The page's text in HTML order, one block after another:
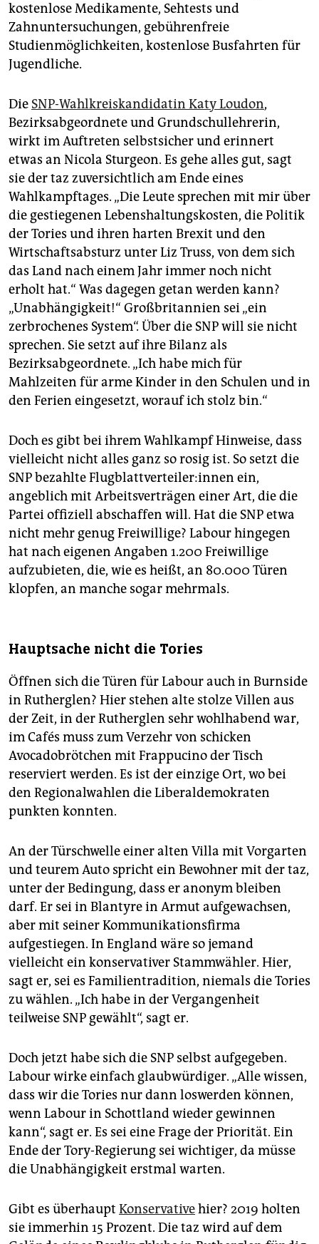
kostenlose Medikamente, Sehtests und
Zahnuntersuchungen, gebührenfreie
Studienmöglichkeiten, kostenlose Busfahrten für
Jugendliche.
Die SNP-Wahlkreiskandidatin Katy Loudon,
Bezirksabgeordnete und Grundschullehrerin,
wirkt im Auftreten selbstsicher und erinnert
etwas an Nicola Sturgeon. Es gehe alles gut, sagt
sie der taz zuversichtlich am Ende eines
Wahlkampftages. „Die Leute sprechen mit mir über
die gestiegenen Lebenshaltungskosten, die Politik
der Tories und ihren harten Brexit und den
Wirtschaftsabsturz unter Liz Truss, von dem sich
das Land nach einem Jahr immer noch nicht
erholt hat.“ Was dagegen getan werden kann?
„Unabhängigkeit!“ Großbritannien sei „ein
zerbrochenes System“. Über die SNP will sie nicht
sprechen. Sie setzt auf ihre Bilanz als
Bezirksabgeordnete. „Ich habe mich für
Mahlzeiten für arme Kinder in den Schulen und in
den Ferien eingesetzt, worauf ich stolz bin.“
Doch es gibt bei ihrem Wahlkampf Hinweise, dass
vielleicht nicht alles ganz so rosig ist. So setzt die
SNP bezahlte Flug­blatt­ver­tei­le­r:in­nen ein,
angeblich mit Arbeitsverträgen einer Art, die die
Partei offiziell abschaffen will. Hat die SNP etwa
nicht mehr genug Freiwillige? Labour hingegen
hat nach eigenen Angaben 1.200 Freiwillige
aufzubieten, die, wie es heißt, an 80.000 Türen
klopfen, an manche sogar mehrmals.
Hauptsache nicht die Tories
Öffnen sich die Türen für Labour auch in Burnside
in Rutherglen? Hier stehen alte stolze Villen aus
der Zeit, in der Rutherglen sehr wohlhabend war,
im Cafés muss zum Verzehr von schicken
Avocadobrötchen mit Frappucino der Tisch
reserviert werden. Es ist der einzige Ort, wo bei
den Regionalwahlen die Liberaldemokraten
punkten konnten.
An der Türschwelle einer alten Villa mit Vorgarten
und teurem Auto spricht ein Bewohner mit der taz,
unter der Bedingung, dass er anonym bleiben
darf. Er sei in Blantyre in Armut aufgewachsen,
aber mit seiner Kommunikationsfirma
aufgestiegen. In England wäre so jemand
vielleicht ein konservativer Stammwähler. Hier,
sagt er, sei es Familientradition, niemals die Tories
zu wählen. „Ich habe in der Vergangenheit
teilweise SNP gewählt“, sagt er.
Doch jetzt habe sich die SNP selbst aufgegeben.
Labour wirke einfach glaubwürdiger. „Alle wissen,
dass wir die Tories nur dann loswerden können,
wenn Labour in Schottland wieder gewinnen
kann“, sagt er. Es sei eine Frage der Priorität. Ein
Ende der Tory-Regierung sei wichtiger, da müsse
die Unabhängigkeit erstmal warten.
Gibt es überhaupt Konservativehier? 2019 holten
sie immerhin 15 Prozent. Die taz wird auf dem